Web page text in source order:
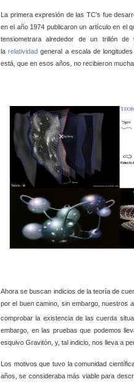
La primera expresión de las TC’s fue
en el año 1974 publicaron un artículo en el
tensiometrara alrededor de un trillón
larelatividad general a escala de
está, que en esos años, no recibieron
Ahora se buscan indicios de la teoría de
por el buen camino, sin embargo, nuestros
comprobar la existencia de las cuerda
embargo, en las pruebas que podemos
esquivo Gravitón, y, tal indicio, nos lleva a
Los motivos que tuvo la comunidad
años, se consideraba más viable para